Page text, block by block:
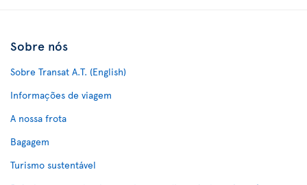
Sobre nós
Sobre Transat A.T. (English)
Informações de viagem
A nossa frota
Bagagem
Turismo sustentável